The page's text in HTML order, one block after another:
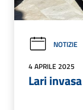
NOTIZIE
4 APRILE 2025
Lari